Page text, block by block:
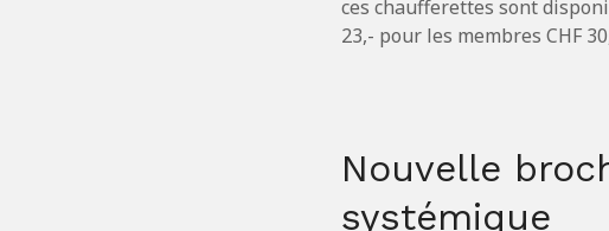
ces chaufferettes sont
23,- pour les membres CHF
Nouvelle
systémique